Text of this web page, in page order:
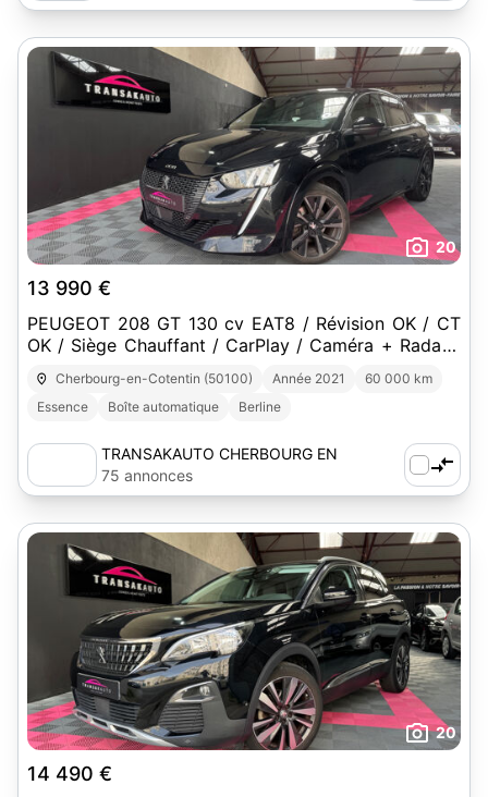
20
13 990 €
PEUGEOT 208 GT 130 cv EAT8 / Révision OK / CT
OK / Siège Chauffant / CarPlay / Caméra + Radar /
Virtual Cockpit
Cherbourg-en-Cotentin (50100) Année 2021
60 000 km
Essence
Boîte automatique Berline
TRANSAKAUTO CHERBOURG EN
COTENTIN
75 annonces
20
14 490 €